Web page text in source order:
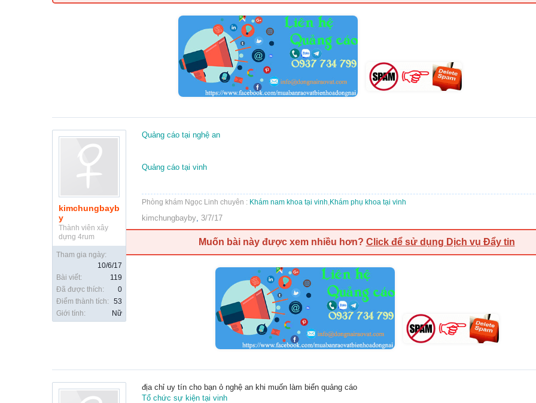
kimchungbayb
y
Thành viên xây
dựng 4rum
Tham gia ngày:
10/6/17
Bài viết:
119
Đã được thích:
0
Điểm thành tích:
53
Giới tính:
Nữ
Quảng cáo tại nghệ an
Quảng cáo tại vinh
Phòng khám Ngọc Linh chuyên : Khám nam khoa tại vinh,Khám phụ khoa tại vinh
kimchungbayby, 3/7/17
Muốn bài này được xem nhiều hơn? Click để sử dụng Dịch vụ Đẩy tin
địa chỉ uy tín cho bạn ỏ nghệ an khi muốn làm biển quảng cáo
Tổ chức sự kiện tại vinh